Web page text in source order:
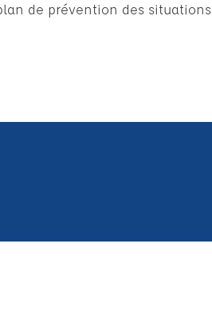
de prévention des situations